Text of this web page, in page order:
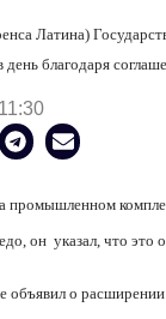
Латина)
день благодаря
промышленном
он указал, что это
о расширении